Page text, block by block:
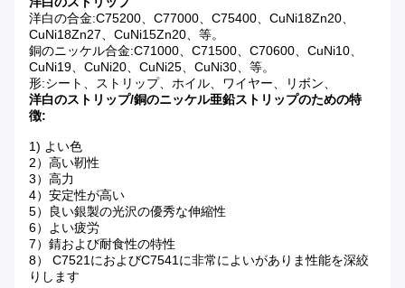
洋白の合金:C75200、C77000、C75400、CuNi18Zn20、
CuNi18Zn27、CuNi15Zn20、等。
銅のニッケル合金:C71000、C71500、C70600、CuNi10、
CuNi19、CuNi20、CuNi25、CuNi30、等。
形:シート、ストリップ、ホイル、ワイヤー、リボン、
洋白のストリップ/銅のニッケル亜鉛ストリップのための特
徴:
1) よい色
2）高い靭性
3）高力
4）安定性が高い
5）良い銀製の光沢の優秀な伸縮性
6）よい疲労
7）錆および耐食性の特性
8） C7521におよびC7541に非常によいがありま性能を深絞
りします